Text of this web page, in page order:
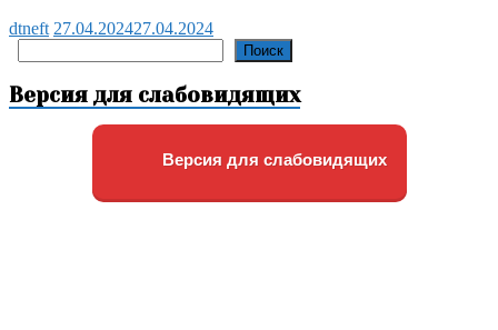
dtneft 27.04.202427.04.2024
Поиск
Версия для слабовидящих
Версия для слабовидящих